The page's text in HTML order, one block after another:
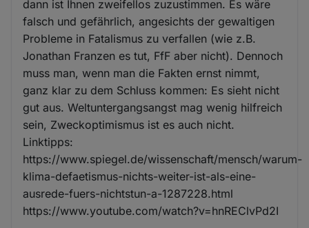
dann ist Ihnen zweifellos zuzustimmen. Es wäre
falsch und gefährlich, angesichts der gewaltigen
Probleme in Fatalismus zu verfallen (wie z.B.
Jonathan Franzen es tut, FfF aber nicht). Dennoch
muss man, wenn man die Fakten ernst nimmt,
ganz klar zu dem Schluss kommen: Es sieht nicht
gut aus. Weltuntergangsangst mag wenig hilfreich
sein, Zweckoptimismus ist es auch nicht.
Linktipps:
https://www.spiegel.de/wissenschaft/mensch/warum-
klima-defaetismus-nichts-weiter-ist-als-eine-
ausrede-fuers-nichtstun-a-1287228.html
https://www.youtube.com/watch?v=hnREClvPd2I